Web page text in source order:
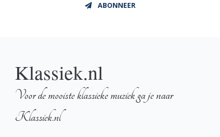
ABONNEER
Klassiek.nl
Voor de mooiste klassieke muziek ga je naar
Klassiek.nl